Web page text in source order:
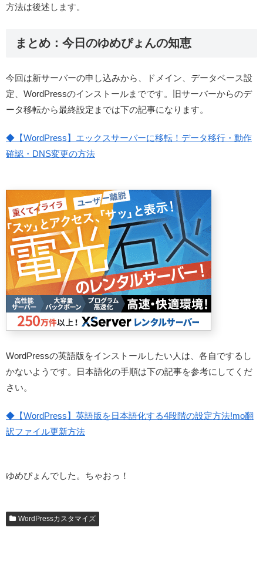
方法は後述します。
まとめ：今日のゆめぴょんの知恵
今回は新サーバーの申し込みから、ドメイン、データベース設
定、WordPressのインストールまでです。旧サーバーからのデ
ータ移転から最終設定までは下の記事になります。
◆【WordPress】エックスサーバーに移転！データ移行・動作
確認・DNS変更の方法
WordPressの英語版をインストールしたい人は、各自でするし
かないようです。日本語化の手順は下の記事を参考にしてくだ
さい。
◆【WordPress】英語版を日本語化する4段階の設定方法!mo翻
訳ファイル更新方法
ゆめぴょんでした。ちゃおっ！
WordPressカスタマイズ